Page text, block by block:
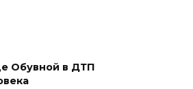
Обувной в ДТП